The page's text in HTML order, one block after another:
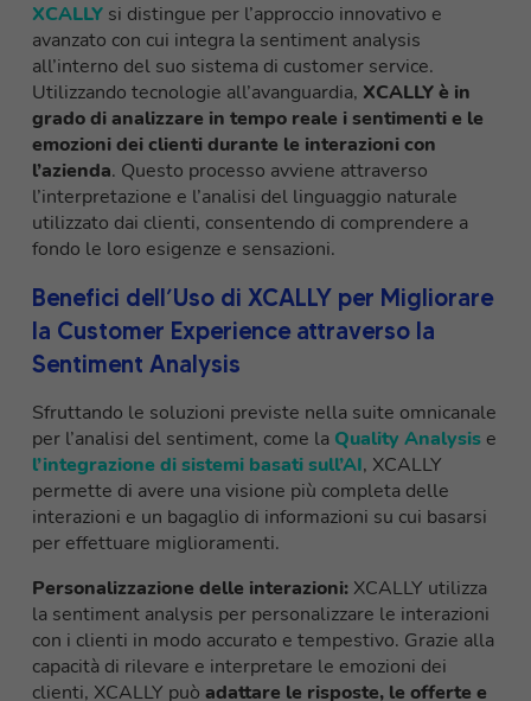
XCALLY si distingue per l’approccio innovativo e
avanzato con cui integra la sentiment analysis
all’interno del suo sistema di customer service.
Utilizzando tecnologie all’avanguardia, XCALLY è in
grado di analizzare in tempo reale i sentimenti e le
emozioni dei clienti durante le interazioni con
l’azienda. Questo processo avviene attraverso
l’interpretazione e l’analisi del linguaggio naturale
utilizzato dai clienti, consentendo di comprendere a
fondo le loro esigenze e sensazioni.
Benefici dell’Uso di XCALLY per Migliorare
la Customer Experience attraverso la
Sentiment Analysis
Sfruttando le soluzioni previste nella suite omnicanale
per l’analisi del sentiment, come la Quality Analysis e
l’integrazione di sistemi basati sull’AI, XCALLY
permette di avere una visione più completa delle
interazioni e un bagaglio di informazioni su cui basarsi
per effettuare miglioramenti.
Personalizzazione delle interazioni: XCALLY utilizza
la sentiment analysis per personalizzare le interazioni
con i clienti in modo accurato e tempestivo. Grazie alla
capacità di rilevare e interpretare le emozioni dei
clienti, XCALLY può adattare le risposte, le offerte e